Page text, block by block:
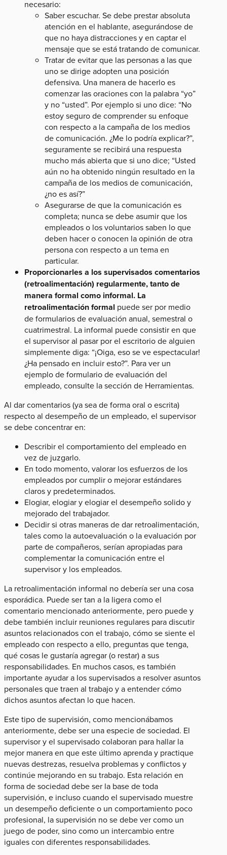
necesario:
Saber escuchar. Se debe prestar absoluta
atención en el hablante, asegurándose de
que no haya distracciones y en captar el
mensaje que se está tratando de comunicar.
Tratar de evitar que las personas a las que
uno se dirige adopten una posición
defensiva. Una manera de hacerlo es
comenzar las oraciones con la palabra “yo”
y no “usted”. Por ejemplo si uno dice: “No
estoy seguro de comprender su enfoque
con respecto a la campaña de los medios
de comunicación. ¿Me lo podría explicar?”,
seguramente se recibirá una respuesta
mucho más abierta que si uno dice; “Usted
aún no ha obtenido ningún resultado en la
campaña de los medios de comunicación,
¿no es así?”
Asegurarse de que la comunicación es
completa; nunca se debe asumir que los
empleados o los voluntarios saben lo que
deben hacer o conocen la opinión de otra
persona con respecto a un tema en
particular.
Proporcionarles a los supervisados comentarios
(retroalimentación) regularmente, tanto de
manera formal como informal. La
retroalimentación formal puede ser por medio
de formularios de evaluación anual, semestral o
cuatrimestral. La informal puede consistir en que
el supervisor al pasar por el escritorio de alguien
simplemente diga: “¡Oiga, eso se ve espectacular!
¿Ha pensado en incluir esto?”. Para ver un
ejemplo de formulario de evaluación del
empleado, consulte la sección de Herramientas.
Al dar comentarios (ya sea de forma oral o escrita)
respecto al desempeño de un empleado, el supervisor
se debe concentrar en:
Describir el comportamiento del empleado en
vez de juzgarlo.
En todo momento, valorar los esfuerzos de los
empleados por cumplir o mejorar estándares
claros y predeterminados.
Elogiar, elogiar y elogiar el desempeño solido y
mejorado del trabajador.
Decidir si otras maneras de dar retroalimentación,
tales como la autoevaluación o la evaluación por
parte de compañeros, serían apropiadas para
complementar la comunicación entre el
supervisor y los empleados.
La retroalimentación informal no debería ser una cosa
esporádica. Puede ser tan a la ligera como el
comentario mencionado anteriormente, pero puede y
debe también incluir reuniones regulares para discutir
asuntos relacionados con el trabajo, cómo se siente el
empleado con respecto a ello, preguntas que tenga,
qué cosas le gustaría agregar (o restar) a sus
responsabilidades. En muchos casos, es también
importante ayudar a los supervisados a resolver asuntos
personales que traen al trabajo y a entender cómo
dichos asuntos afectan lo que hacen.
Este tipo de supervisión, como mencionábamos
anteriormente, debe ser una especie de sociedad. El
supervisor y el supervisado colaboran para hallar la
mejor manera en que este último aprenda y practique
nuevas destrezas, resuelva problemas y conflictos y
continúe mejorando en su trabajo. Esta relación en
forma de sociedad debe ser la base de toda
supervisión, e incluso cuando el supervisado muestre
un desempeño deficiente o un comportamiento poco
profesional, la supervisión no se debe ver como un
juego de poder, sino como un intercambio entre
iguales con diferentes responsabilidades.